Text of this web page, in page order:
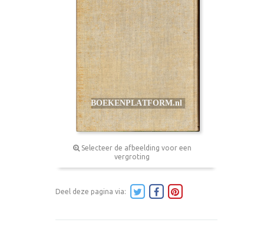
Selecteer de afbeelding voor een
vergroting
Deel deze pagina via: